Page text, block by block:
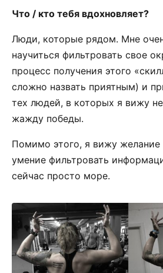
Что / кто тебя вдохновляет?
Люди, которые рядом. Мне
научиться фильтровать свое
процесс получения этого
сложно назвать приятным) и
тех людей, в которых я вижу
жажду победы.
Помимо этого, я вижу желание
умение фильтровать
сейчас просто море.